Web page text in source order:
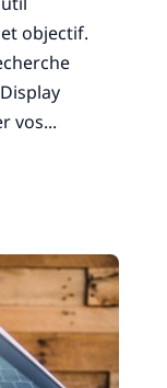
objectif.
vos...